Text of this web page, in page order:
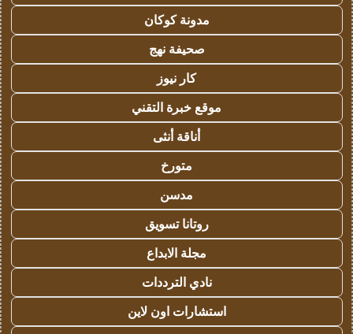
مدونة كوكان
صحيفة نهج
كار نيوز
موقع خبرة التقني
أناقة أنثى
متورخ
مدسن
روتانا تسويق
مجلة الابداع
نادي الترددات
استشارات اون لاين